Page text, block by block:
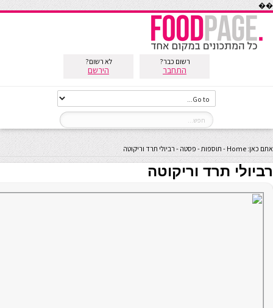
��
רשום כבר?
התחבר
לא רשום?
הירשם
אתם כאן: Home
- תוספות- פסטה - רביולי תרד וריקוטה
רביולי תרד וריקוטה